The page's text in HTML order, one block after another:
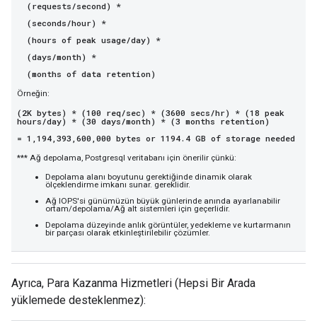
(requests/second) *
(seconds/hour) *
(hours of peak usage/day) *
(days/month) *
(months of data retention)
Örneğin:
(2K bytes) * (100 req/sec) * (3600 secs/hr) * (18 peak
hours/day) * (30 days/month) * (3 months retention)
= 1,194,393,600,000 bytes or 1194.4 GB of storage needed
*** Ağ depolama, Postgresql veritabanı için önerilir çünkü:
Depolama alanı boyutunu gerektiğinde dinamik olarak
ölçeklendirme imkanı sunar. gereklidir.
Ağ IOPS'si günümüzün büyük günlerinde anında ayarlanabilir
ortam/depolama/Ağ alt sistemleri için geçerlidir.
Depolama düzeyinde anlık görüntüler, yedekleme ve kurtarmanın
bir parçası olarak etkinleştirilebilir çözümler.
Ayrıca, Para Kazanma Hizmetleri (Hepsi Bir Arada
yüklemede desteklenmez):